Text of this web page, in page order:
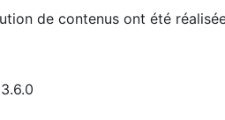
de contenus ont été